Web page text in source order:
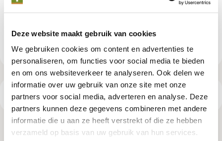
Deze website maakt gebruik van cookies
We gebruiken cookies om content en advertenties te
personaliseren, om functies voor social media te bieden
en om ons websiteverkeer te analyseren. Ook delen we
informatie over uw gebruik van onze site met onze
partners voor social media, adverteren en analyse. Deze
partners kunnen deze gegevens combineren met andere
informatie die u aan ze heeft verstrekt of die ze hebben
verzameld op basis van uw gebruik van hun services.
Productspecificaties
Aluminium daktrim zwart t.b.v.